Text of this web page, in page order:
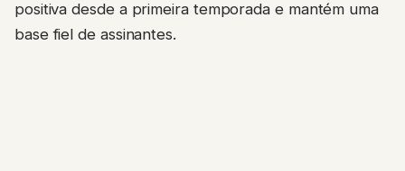
positiva desde a primeira temporada e mantém uma
base fiel de assinantes.